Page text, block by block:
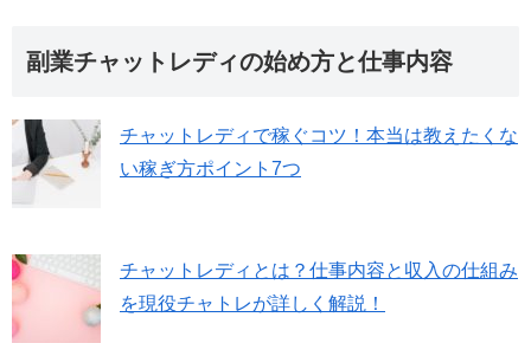
副業チャットレディの始め方と仕事内容
チャットレディで稼ぐコツ！本当は教えたくな
い稼ぎ方ポイント7つ
チャットレディとは？仕事内容と収入の仕組み
を現役チャトレが詳しく解説！